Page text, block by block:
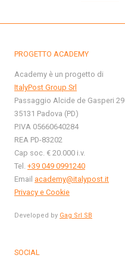
PROGETTO ACADEMY
Academy è un progetto di
ItalyPost Group Srl
Passaggio Alcide de Gasperi 29
35131 Padova (PD)
P.IVA 05660640284
REA PD-83202
Cap soc. € 20.000 i.v.
Tel. +39 049 0991240
Email academy@italypost.it
Privacy e Cookie
Developed by Gag Srl SB
SOCIAL